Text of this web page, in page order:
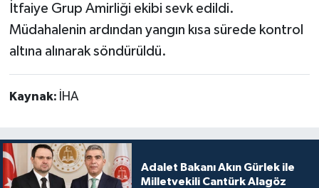
İtfaiye Grup Amirliği ekibi sevk edildi.
Müdahalenin ardından yangın kısa sürede kontrol
altına alınarak söndürüldü.
Kaynak: İHA
Adalet Bakanı Akın Gürlek ile
Milletvekili Cantürk Alagöz